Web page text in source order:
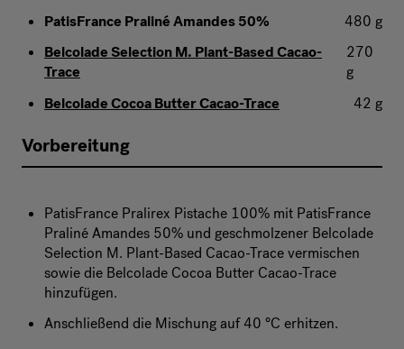
PatisFrance Praliné Amandes 50%
480 g
Belcolade Selection M. Plant-Based Cacao-
Trace
270
g
Belcolade Cocoa Butter Cacao-Trace
42 g
Vorbereitung
PatisFrance Pralirex Pistache 100% mit PatisFrance
Praliné Amandes 50% und geschmolzener Belcolade
Selection M. Plant-Based Cacao-Trace vermischen
sowie die Belcolade Cocoa Butter Cacao-Trace
hinzufügen.
Anschließend die Mischung auf 40 °C erhitzen.